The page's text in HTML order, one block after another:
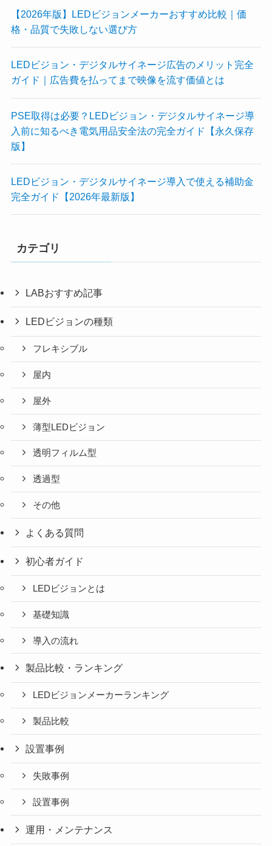
【2026年版】LEDビジョンメーカーおすすめ比較｜価
格・品質で失敗しない選び方
LEDビジョン・デジタルサイネージ広告のメリット完全
ガイド｜広告費を払ってまで映像を流す価値とは
PSE取得は必要？LEDビジョン・デジタルサイネージ導
入前に知るべき電気用品安全法の完全ガイド【永久保存
版】
LEDビジョン・デジタルサイネージ導入で使える補助金
完全ガイド【2026年最新版】
カテゴリ
LABおすすめ記事
LEDビジョンの種類
フレキシブル
屋内
屋外
薄型LEDビジョン
透明フィルム型
透過型
その他
よくある質問
初心者ガイド
LEDビジョンとは
基礎知識
導入の流れ
製品比較・ランキング
LEDビジョンメーカーランキング
製品比較
設置事例
失敗事例
設置事例
運用・メンテナンス